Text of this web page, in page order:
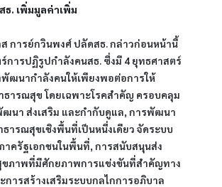
ธ. เพิ่มมูลค่าเพิ่ม
การย์กวินพงศ์ ปลัดสธ. กล่าวก่อนหน้านี้
การปฏิรูปกำลังคนสธ. ซึ่งมี 4 ยุทธศาสตร์
พัฒนากำลังคนให้เพียงพอต่อการให้
ธารณสุข โดยเฉพาะโรคสำคัญ ครอบคลุม
นา ส่งเสริม และกำกับดูแล, การพัฒนา
ธารณสุขเชิงพื้นที่เป็นหนึ่งเดียว จัดระบบ
าครัฐเอกชนในพื้นที่, การสนับสนุนส่ง
ขภาพที่มีศักยภาพการแข่งขันที่สำคัญทาง
การสร้างเสริมระบบกลไกการอภิบาล